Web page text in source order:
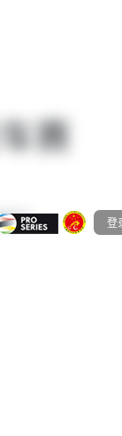
登
赛
光。